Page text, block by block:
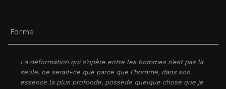
Forme
La déformation qui s’opère entre les hommes n’est pas la
seule, ne serait-ce que parce que l’homme, dans son
essence la plus profonde, possède quelque chose que je